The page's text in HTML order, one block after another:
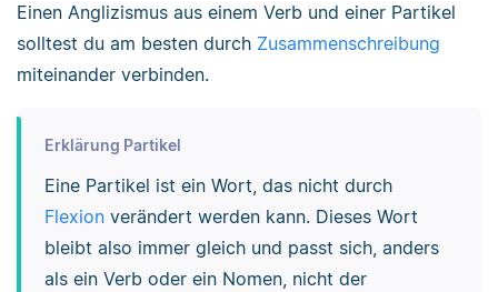
Einen Anglizismus aus einem Verb und einer Partikel
solltest du am besten durch Zusammenschreibung
miteinander verbinden.
Erklärung Partikel
Eine Partikel ist ein Wort, das nicht durch
Flexionverändert werden kann. Dieses Wort
bleibt also immer gleich und passt sich, anders
als ein Verb oder ein Nomen, nicht der